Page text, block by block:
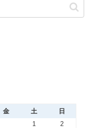
金 土
日
1
2